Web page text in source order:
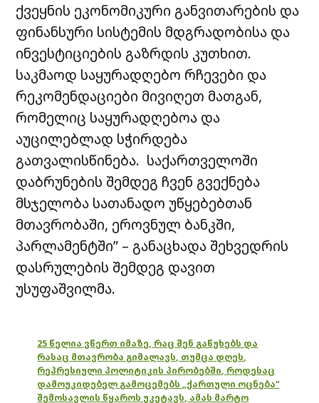
ქვეყნის ეკონომიკური განვითარების და
ფინანსური სისტემის მდგრადობისა და
ინვესტიციების გაზრდის კუთხით.
საკმაოდ საყურადღებო რჩევები და
რეკომენდაციები მივიღეთ მათგან,
რომელიც საყურადღებოა და
აუცილებლად სჭირდება
გათვალისწინება. საქართველოში
დაბრუნების შემდეგ ჩვენ გვექნება
მსჯელობა სათანადო უწყებებთან
მთავრობაში, ეროვნულ ბანკში,
პარლამენტში” – განაცხადა შეხვედრის
დასრულების შემდეგ დავით
უსუფაშვილმა.
25 წელია ვწერთ იმაზე, რაც შენ გაწუხებს და
რასაც მთავრობა გიმალავს, თუმცა დღეს,
რეპრესიული პოლიტიკის პირობებში, როდესაც
დამოუკიდებელ გამოცემებს „ქართული ოცნება“
შემოსავლის წყაროს უკეტავს, ამას მარტო